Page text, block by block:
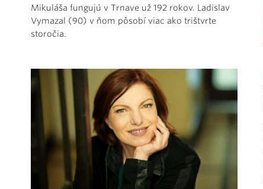
Mikuláša fungujú v Trnave už 192 rokov. Ladislav
Vymazal (90) v ňom pôsobí viac ako trištvrte
storočia.